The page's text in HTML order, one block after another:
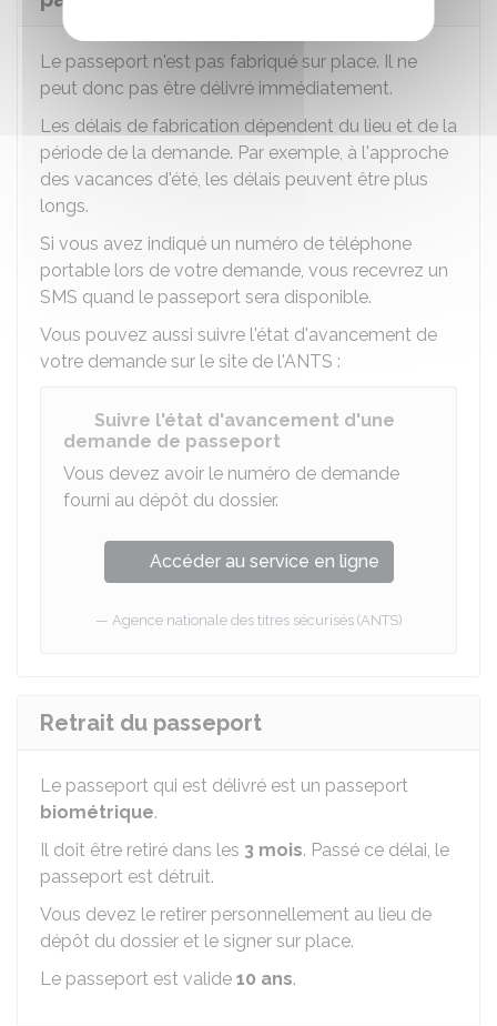
Le passeport n'est pas fabriqué sur place. Il ne
peut donc pas être délivré immédiatement.
Les délais de fabrication dépendent du lieu et de la
période de la demande. Par exemple, à l'approche
des vacances d'été, les délais peuvent être plus
longs.
Si vous avez indiqué un numéro de téléphone
portable lors de votre demande, vous recevrez un
SMS quand le passeport sera disponible.
Vous pouvez aussi suivre l'état d'avancement de
votre demande sur le site de l'ANTS :
Suivre l'état d'avancement d'une
demande de passeport
Vous devez avoir le numéro de demande
fourni au dépôt du dossier.
Accéder au service en ligne
Agence nationale des titres sécurisés (ANTS)
Retrait du passeport
Le passeport qui est délivré est un passeport
biométrique.
Il doit être retiré dans les 3 mois. Passé ce délai, le
passeport est détruit.
Vous devez le retirer personnellement au lieu de
dépôt du dossier et le signer sur place.
Le passeport est valide 10 ans.